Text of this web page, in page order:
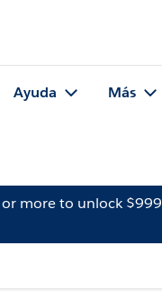
Ayuda Más
more to unlock $999